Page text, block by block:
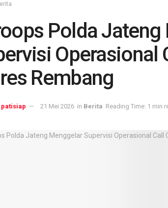
Polda
Operasional
Rembang
patisiap 21 Mei 2026 in Berita Reading Time: 1 min